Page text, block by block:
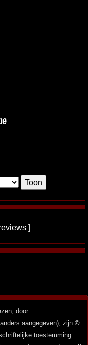
]
door
aangegeven), zijn ©
toestemming